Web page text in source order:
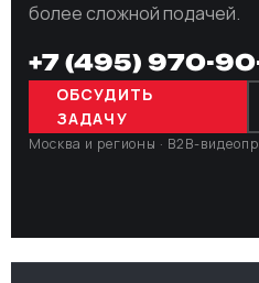
более сложной подачей.
+7 (495) 970-
ОБСУДИТЬ
ЗАДАЧУ
Москва и регионы · B2B-